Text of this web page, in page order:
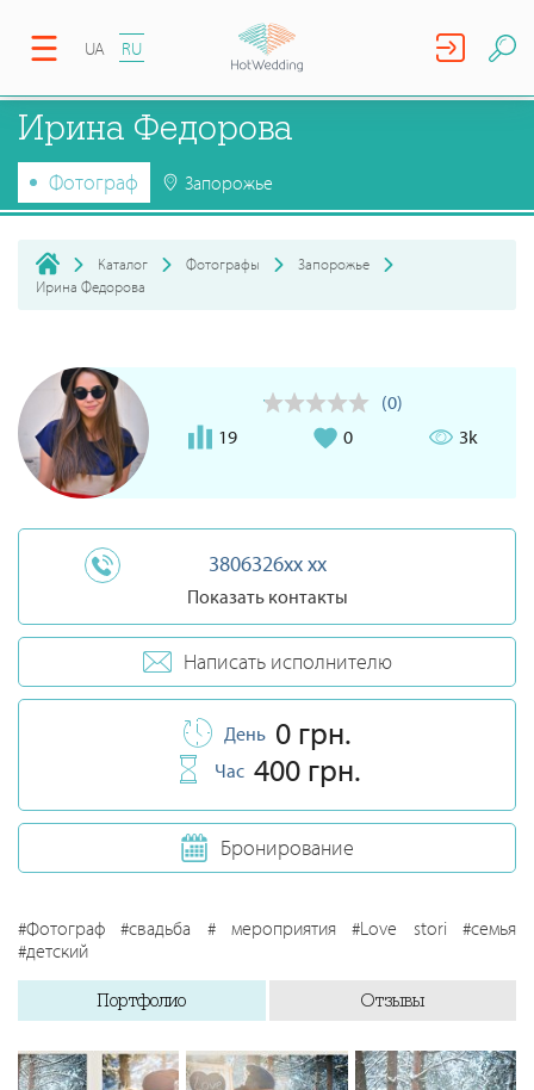
UA RU
Ирина Федорова
Фотограф Запорожье
Каталог Фотографы
Запорожье
Ирина Федорова
(0)
19
0 3k
3806326xx xx
Показать контакты
Написать исполнителю
День 0 грн.
Час 400 грн.
Бронирование
#Фотограф #свадьба # мероприятия #Love stori #семья
#детский
Портфолио Отзывы